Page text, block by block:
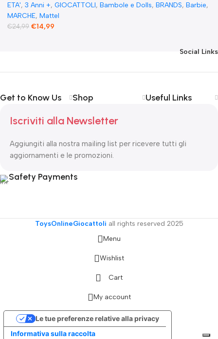
cappuccino
ETA', 3 Anni +, GIOCATTOLI, Bambole e Dolls, BRANDS, Barbie,
MARCHE, Mattel
€24,99 €14,99
Social Links
Get to Know Us Shop Useful Links
Iscriviti alla Newsletter
Aggiungiti alla nostra mailing list per ricevere tutti gli
aggiornamenti e le promozioni.
Safety Payments
ToysOnlineGiocattoli all rights reserved 2025
Menu
Wishlist
Cart
My account
Informativa sulla raccolta
Le tue preferenze relative alla privacy